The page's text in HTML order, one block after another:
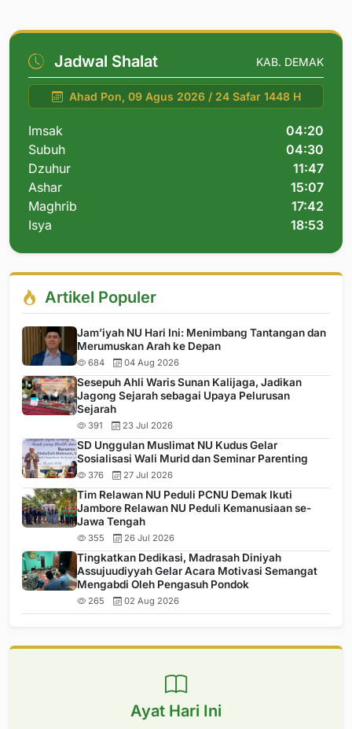
Jadwal Shalat KAB. DEMAK
Ahad Pon, 09 Agus 2026 / 24 Safar 1448 H
Imsak
04:20
Subuh
04:30
Dzuhur
11:47
Ashar
15:07
Maghrib
17:42
Isya
18:53
Artikel Populer
Jam’iyah NU Hari Ini: Menimbang Tantangan dan
Merumuskan Arah ke Depan
684 04 Aug 2026
Sesepuh Ahli Waris Sunan Kalijaga, Jadikan
Jagong Sejarah sebagai Upaya Pelurusan
Sejarah
391 23 Jul 2026
SD Unggulan Muslimat NU Kudus Gelar
Sosialisasi Wali Murid dan Seminar Parenting
376 27 Jul 2026
Tim Relawan NU Peduli PCNU Demak Ikuti
Jambore Relawan NU Peduli Kemanusiaan se-
Jawa Tengah
355 26 Jul 2026
Tingkatkan Dedikasi, Madrasah Diniyah
Assujuudiyyah Gelar Acara Motivasi Semangat
Mengabdi Oleh Pengasuh Pondok
265 02 Aug 2026
Ayat Hari Ini